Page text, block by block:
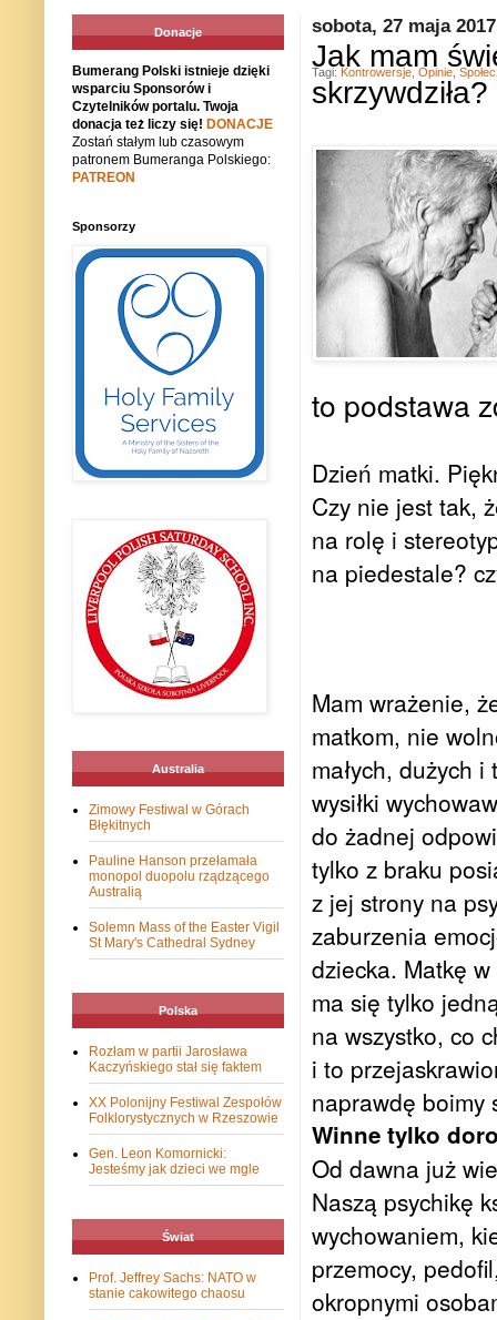
sobota, 27 maja 2017
Jak mam
skrzywdziła?
to podstawa
Dzień matki.
Czy nie jest tak,
na rolę i
na piedestale?
Mam wrażenie,
matkom, nie
małych, dużych
wysiłki
do żadnej
tylko z braku
z jej strony na
zaburzenia
dziecka. Matkę
ma się tylko
na wszystko, co
i to
naprawdę boimy
Winne tylko
Od dawna już
Naszą psychikę
wychowaniem,
przemocy,
okropnymi
Tagi: Kontrowersje Opinie
Donacje
Bumerang Polski istnieje dzięki
wsparciu Sponsorów i
Czytelników portalu. Twoja
donacja też liczy się! DONACJE
Zostań stałym lub czasowym
patronem Bumeranga Polskiego:
PATREON
Sponsorzy
Australia
Zimowy Festiwal w Górach
Błękitnych
Pauline Hanson przełamała
monopol duopolu rządzącego
Australią
Solemn Mass of the Easter Vigil
St Mary's Cathedral Sydney
Polska
Rozłam w partii Jarosława
Kaczyńskiego stał się faktem
XX Polonijny Festiwal Zespołów
Folklorystycznych w Rzeszowie
Gen. Leon Komornicki:
Jesteśmy jak dzieci we mgle
Świat
Prof. Jeffrey Sachs: NATO w
stanie cakowitego chaosu